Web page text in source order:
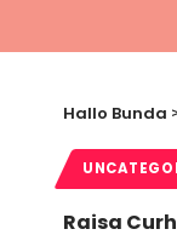
Hallo Bunda
Raisa